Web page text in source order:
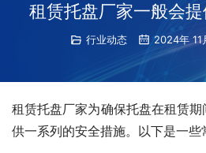
租赁托盘厂家一般会
行业动态 2024年 11
租赁托盘厂家为确保托盘在租赁
供一系列的安全措施。以下是一些